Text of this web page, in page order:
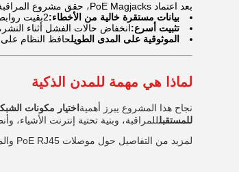
بعد اعتماد PoE Magjacks، حقق مشروع المراقبة تحسينات كبيرة:
بيانات مستقرة خالية من الأخطاء:2بقيت روابط إثنر.5G موثوقة حتى تحت حمولة PoE + الكاملة.
تثبيت أسرع:انخفاض حالات الفشل أثناء
الموثوقية على المدى الطويلحافظ النظام
لماذا هي مهمة للمدن الذكية
نجاح هذا المشروع يبرز أهمية اختيار مكونات
للمستقبلللمراقبة، وبنية تحتية إنترنت الأشياء،
لمزيد من التفاصيل حول موصلات PoE RJ45 والمقبضات المغناطيسية، قم بزيارة